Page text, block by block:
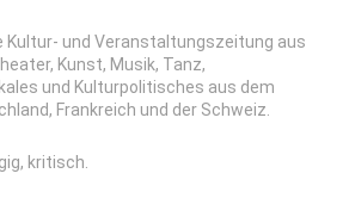
Kultur- und Veranstaltungszeitung aus
Kunst, Musik, Tanz,
und Kulturpolitisches aus dem
Frankreich und der Schweiz.
kritisch.